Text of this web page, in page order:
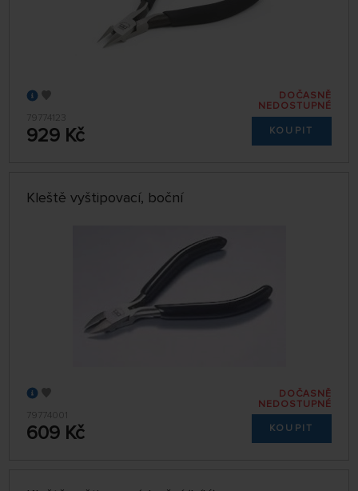
79774123
929 Kč
DOČASNĚ
NEDOSTUPNÉ
KOUPIT
Kleště vyštipovací, boční
79774001
609 Kč
DOČASNĚ
NEDOSTUPNÉ
KOUPIT